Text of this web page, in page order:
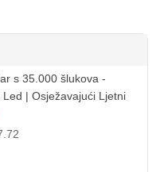
s 35.000 šlukova -
Led | Osježavajući Ljetni